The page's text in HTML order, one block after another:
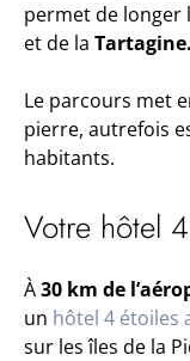
permet de longer
et de la Tartagine.
Le parcours met
pierre, autrefois
habitants.
Votre hôtel 4
À30 km de
un hôtel 4 étoiles
sur les îles de la